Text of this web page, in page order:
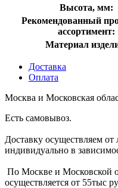
Высота, мм:
Рекомендованный
ассортимент:
Материал
Доставка
Оплата
Москва и Московская
Есть самовывоз.
Доставку осуществляем
индивидуально в
По Москве и Московской
осуществляется от 55тыс